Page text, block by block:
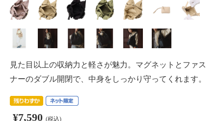
見た目以上の収納力と軽さが魅力。マグネットとファス
ナーのダブル開閉で、中身をしっかり守ってくれます。
¥7,590 (税込)